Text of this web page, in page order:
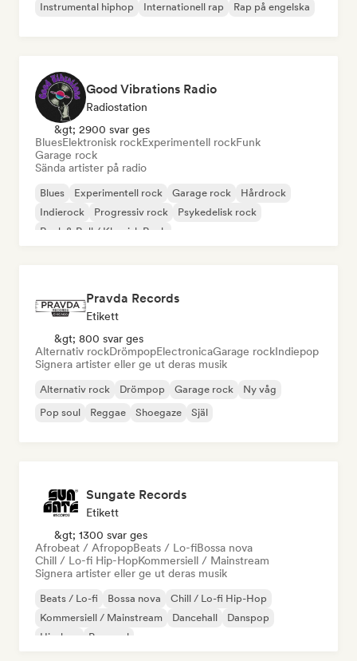
Instrumental hiphop
Internationell rap Rap på engelska
Good Vibrations Radio
Radiostation
&gt; 2900 svar ges
BluesElektronisk rockExperimentell rockFunk
Garage rock
Sända artister på radio
Blues Experimentell rock Garage rock
Hårdrock
Indierock
Progressiv rock
Psykedelisk rock
Rock & Roll / Klassisk Rock
Pravda Records
Etikett
&gt; 800 svar ges
Alternativ rockDrömpopElectronicaGarage rockIndiepop
Signera artister eller ge ut deras musik
Alternativ rock Drömpop Garage rock
Ny våg
Pop soul
Reggae Shoegaze Själ
Sungate Records
Etikett
&gt; 1300 svar ges
Afrobeat / AfropopBeats / Lo-fiBossa nova
Chill / Lo-fi Hip-HopKommersiell / Mainstream
Signera artister eller ge ut deras musik
Beats / Lo-fi Bossa nova
Chill / Lo-fi Hip-Hop
Kommersiell / Mainstream
Dancehall
Danspop
Hip-hop
Pop soul